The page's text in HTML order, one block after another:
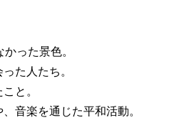
った景色。
た人たち。
と。
音楽を通じた平和活動。